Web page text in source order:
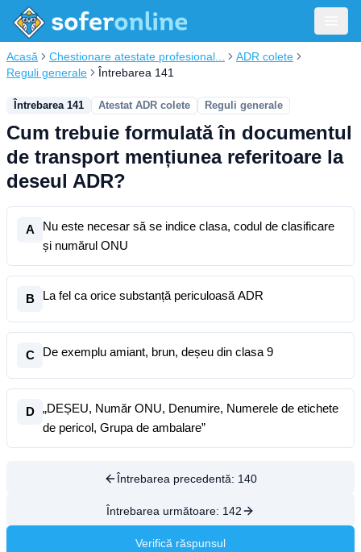
Acasă Chestionare atestate profesional...
ADR colete
Reguli generale
Întrebarea 141
Întrebarea 141 Atestat ADR colete Reguli generale
Cum trebuie formulată în documentul
de transport mențiunea referitoare la
deseul ADR?
A
Nu este necesar să se indice clasa, codul de clasificare
și numărul ONU
B La fel ca orice substanță periculoasă ADR
C De exemplu amiant, brun, deșeu din clasa 9
D
„DEȘEU, Număr ONU, Denumire, Numerele de etichete
de pericol, Grupa de ambalare”
Întrebarea precedentă: 140
Întrebarea următoare: 142
Verifică răspunsul